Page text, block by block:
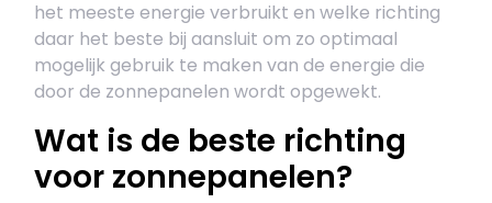
het meeste energie verbruikt en welke richting
daar het beste bij aansluit om zo optimaal
mogelijk gebruik te maken van de energie die
door de zonnepanelen wordt opgewekt.
Wat is de beste richting
voor zonnepanelen?